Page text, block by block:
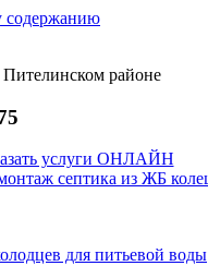
содержанию
районе
услуги ОНЛАЙН
для питьевой воды